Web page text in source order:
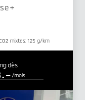
mixtes: 125 g/km
dès
/mois